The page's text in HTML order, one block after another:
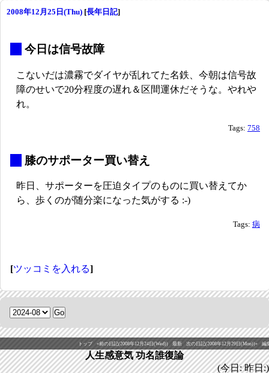
2008年12月25日(Thu) [長年日記]
今日は信号故障
こないだは濃霧でダイヤが乱れてた名鉄、今朝は信号故
障のせいで20分程度の遅れ＆区間運休だそうな。やれや
れ。
Tags: 758
膝のサポーター買い替え
昨日、サポーターを圧迫タイプのものに買い替えてか
ら、歩くのが随分楽になった気がする :-)
Tags: 病
[ツッコミを入れる]
トップ «前の日記(2008年12月24日(Wed)) 最新 次の日記(2008年12月29日(Mon))» 編
人生感意気 功名誰復論
(今日: 昨日:)